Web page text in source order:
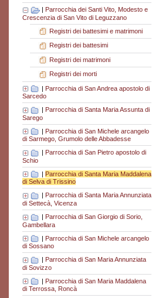
| Parrocchia dei Santi Vito, Modesto e
Crescenzia di San Vito di Leguzzano
Registri dei battesimi e matrimoni
Registri dei battesimi
Registri dei matrimoni
Registri dei morti
| Parrocchia di San Andrea apostolo di
Sarcedo
Parrocchia di Santa Maria Assunta di
Sarego
| Parrocchia di San Michele arcangelo
di Sarmego, Grumolo delle Abbadesse
Parrocchia di San Pietro apostolo di
Schio
| Parrocchia di Santa Maria Maddalena
di Selva di Trissino
Parrocchia di Santa Maria Annunziata
di Settecà, Vicenza
| Parrocchia di San Giorgio di Sorio,
Gambellara
| Parrocchia di San Michele arcangelo
di Sossano
| Parrocchia di San Maria Annunziata
di Sovizzo
| Parrocchia di San Maria Maddalena
di Terrossa, Roncà